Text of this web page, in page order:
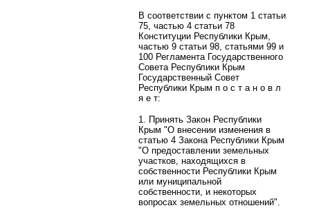
В соответствии с пунктом 1 статьи
75, частью 4 статьи 78
Конституции Республики Крым,
частью 9 статьи 98, статьями 99 и
100 Регламента Государственного
Совета Республики Крым
Государственный Совет
Республики Крым п о с т а н о в л
я е т:
1. Принять Закон Республики
Крым "О внесении изменения в
статью 4 Закона Республики Крым
"О предоставлении земельных
участков, находящихся в
собственности Республики Крым
или муниципальной
собственности, и некоторых
вопросах земельных отношений".